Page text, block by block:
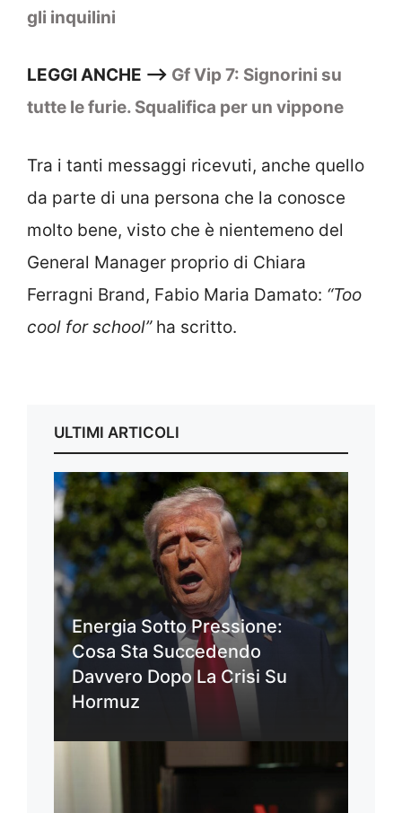
gli inquilini
LEGGI ANCHE –> Gf Vip 7: Signorini su
tutte le furie. Squalifica per un vippone
Tra i tanti messaggi ricevuti, anche quello
da parte di una persona che la conosce
molto bene, visto che è nientemeno del
General Manager proprio di Chiara
Ferragni Brand, Fabio Maria Damato: “Too
cool for school”ha scritto.
ULTIMI ARTICOLI
Energia Sotto Pressione:
Cosa Sta Succedendo
Davvero Dopo La Crisi Su
Hormuz